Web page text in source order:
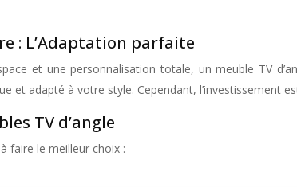
: L’Adaptation parfaite
et une personnalisation totale, un meuble TV
et adapté à votre style. Cependant, l’investissement
TV d’angle
faire le meilleur choix :